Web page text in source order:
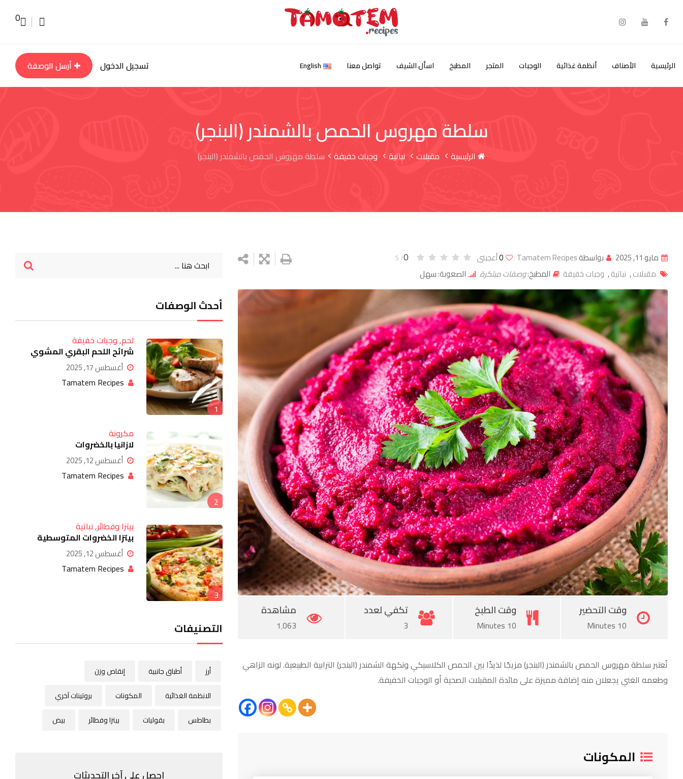
0
الرئيسية الأصناف أنظمة غذائية الوجبات المتجر المطبخ اسأل الشيف تواصل معنا English تسجيل الدخول أرسل الوصفة
سلطة مهروس الحمص بالشمندر (البنجر)
الرئيسية مقبلات نباتية وجبات خفيفة سلطة مهروس الحمص بالشمندر (البنجر)
مايو 11, 2025 بواسطةTamatem Recipes
0أعجبنى 0
/ 5
مقبلات, نباتية, وجبات خفيفة المطبخ:وصفات مبتكرة الصعوبة: سهل
LinkedIn
Whatsapp
StumbleUpon
Tumblr
Pinterest
وقت التحضير
10 Minutes
وقت الطبخ
10 Minutes
تكفي لعدد
3
مشاهدة
1٬063
تُعتبر سلطة مهروس الحمص بالشمندر (البنجر) مزيجًا لذيذًا بين الحمص الكلاسيكي ونكهة الشمندر (البنجر) الترابية الطبيعية. لونه الزاهي
وطعمه الغني يجعلان منه إضافة مميزة على مائدة المقبلات الصحية أو الوجبات الخفيفة.
المكونات
أحدث الوصفات
1
لحم,وجبات خفيفة
شرائح اللحم البقري المشوي
أغسطس 17, 2025
Tamatem Recipes
2
مكرونة
لازانيا بالخضروات
أغسطس 12, 2025
Tamatem Recipes
3
بيتزا وفطائر,نباتية
بيتزا الخضروات المتوسطية
أغسطس 12, 2025
Tamatem Recipes
التصنيفات
أرز أطباق جانبية
إنقاص وزن
الانظمة الغذائية
المكونات
بروتينات آخري
بطاطس
بقوليات بيتزا وفطائر بيض
احصل على آخر التحديثات